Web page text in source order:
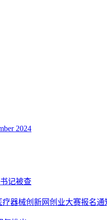
2024
记被查
器械创新网创业大赛报名通